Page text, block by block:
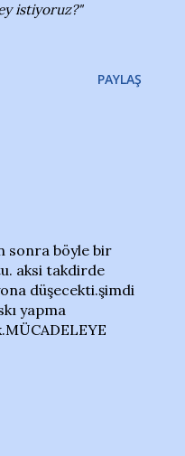
istiyoruz?"
PAYLAŞ
sonra böyle bir
aksi takdirde
düşecekti.şimdi
yapma